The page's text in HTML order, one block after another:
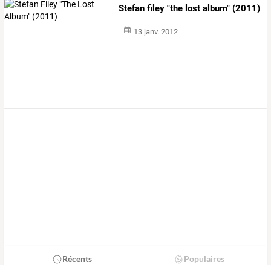
Stefan filey "the lost album" (2011)
13 janv. 2012
Récents Populaires